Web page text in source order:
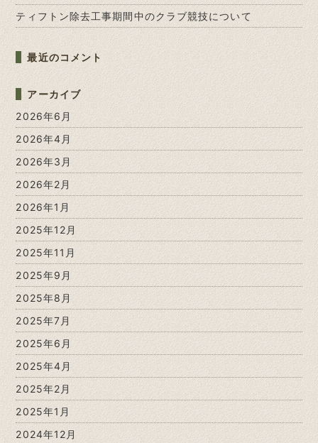
ティフトン除去工事期間中のクラブ競技について
最近のコメント
アーカイブ
2026年6月
2026年4月
2026年3月
2026年2月
2026年1月
2025年12月
2025年11月
2025年9月
2025年8月
2025年7月
2025年6月
2025年4月
2025年2月
2025年1月
2024年12月